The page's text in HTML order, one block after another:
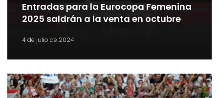
Entradas para la Eurocopa Femenina
2025 saldrán a la venta en octubre
4 de julio de 2024